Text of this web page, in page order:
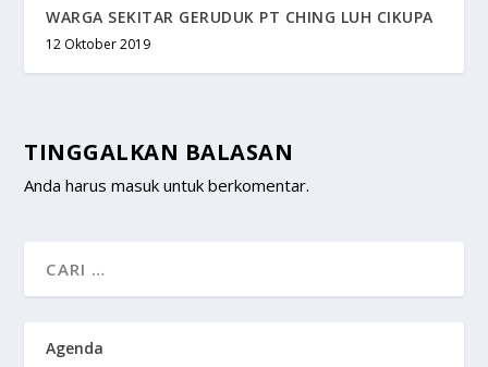
WARGA SEKITAR GERUDUK PT CHING LUH CIKUPA
12 Oktober 2019
TINGGALKAN BALASAN
Anda harusmasuk untuk berkomentar.
Agenda